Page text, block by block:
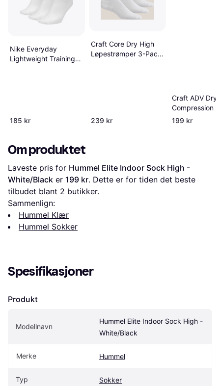
Nike Everyday
Lightweight Training
185 kr
Craft Core Dry High
Løpestrømper 3-Pack
239 kr
Craft ADV Dry
Compression
Unisex - White
199 kr
Om produktet
Laveste pris for Hummel Elite Indoor Sock High -
White/Black er 199 kr. Dette er for tiden det beste
tilbudet blant 2 butikker.
Sammenlign:
Hummel Klær
Hummel Sokker
Spesifikasjoner
Produkt
Modellnavn
Hummel Elite Indoor Sock High -
White/Black
Merke Hummel
Typ Sokker